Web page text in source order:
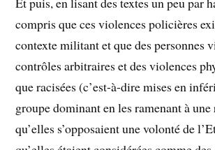
compris que ces violences policières
contexte militant et que des personnes
contrôles arbitraires et des violences
que racisées (c’est-à-dire mises en
groupe dominant en les ramenant à une
qu’elles s’opposaient une volonté de